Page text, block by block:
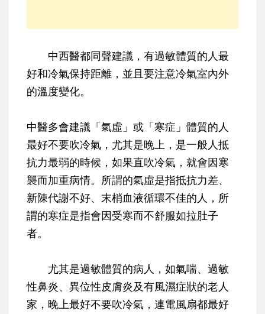
中西醫都同聲建議，有過敏體質的人最
好和冷氣保持距離，並且要注意冷氣室內外
的溫度變化。
中醫多會建議「氣虛」或「寒症」體質的人
最好不要吹冷氣 ，尤其是晚上，是一般人抵
抗力最弱的時候，如果直吹冷氣，就會因寒
襲而加重病情。所謂的氣虛是指抵抗力差、
新陳代謝不好、末梢血液循環不佳的人，所
謂的寒症是指會因受寒而不舒服如拉肚子
者。
尤其是過敏體質的病人，如氣喘、過敏
性鼻炎、異位性皮膚炎及有風濕症狀的老人
家，晚上最好不要吹冷氣，連電風扇都最好